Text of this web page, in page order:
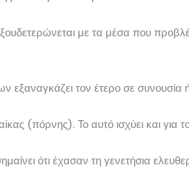
με τα μέσα που
εξαναγκάζει τον έτερο σε συνουσία
(πόρνης). Το αυτό ισχύει και για
ότι έχασαν τη γενετήσια